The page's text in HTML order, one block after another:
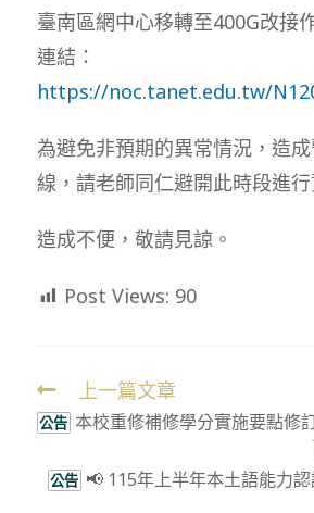
臺南區網中心移轉至400G改接
連結：
https://noc.tanet.edu.tw/
為避免非預期的異常情況，造
線，請老師同仁避開此時段進行
造成不便，敬請見諒。
Post Views: 90
Read
more
上一篇文章
公告 本校重修補修學分實施要點修
公告 📢 115年上半年本土語能力